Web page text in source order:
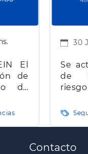
El
de
de
30
Se
de
Contacto